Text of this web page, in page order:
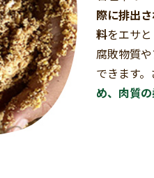
際に排出
料をエサ
腐敗物質
できます
め、肉質